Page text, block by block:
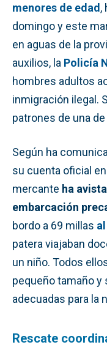
menores de edad,
domingo y este
en aguas de la
auxilios, la Policía
hombres adultos
inmigración ilegal.
patrones de una
Según ha
su cuenta oficial
mercante ha
embarcación
bordo a 69 millas
patera viajaban
un niño. Todos
pequeño tamaño
adecuadas para la
Rescate